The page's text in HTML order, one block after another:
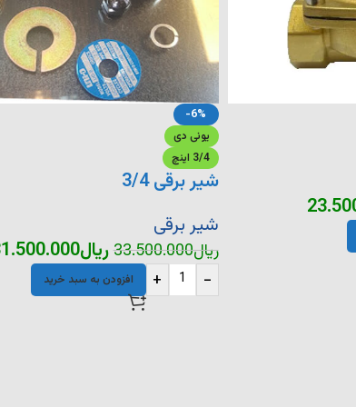
-6%
یونی دی
3/4 اینچ
شیر برقی 3/4
شیر برقی
ریال33.500.000ریال
-
+ افزودن به سبد خرید